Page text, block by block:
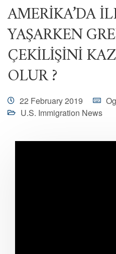
AMERİKA’DA
YAŞARKEN
ÇEKİLİŞİNİ
OLUR ?
22 February 2019
U.S. Immigration News